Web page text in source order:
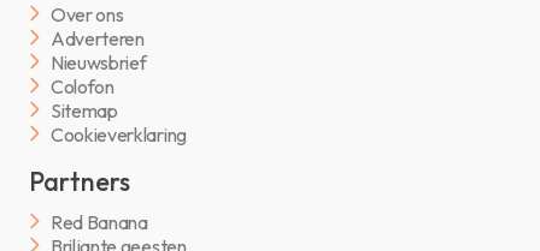
Over ons
Adverteren
Nieuwsbrief
Colofon
Sitemap
Cookieverklaring
Partners
Red Banana
Briljante geesten